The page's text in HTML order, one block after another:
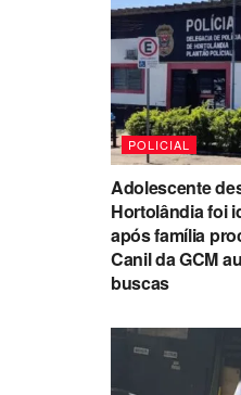
POLICIAL
Adolescente
Hortolândia foi
após família
Canil da GCM
buscas